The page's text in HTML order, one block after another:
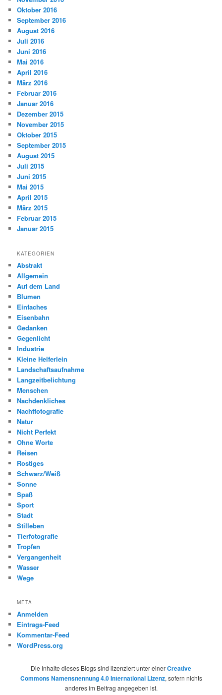
Oktober 2016
September 2016
August 2016
Juli 2016
Juni 2016
Mai 2016
April 2016
März 2016
Februar 2016
Januar 2016
Dezember 2015
November 2015
Oktober 2015
September 2015
August 2015
Juli 2015
Juni 2015
Mai 2015
April 2015
März 2015
Februar 2015
Januar 2015
KATEGORIEN
Abstrakt
Allgemein
Auf dem Land
Blumen
Einfaches
Eisenbahn
Gedanken
Gegenlicht
Industrie
Kleine Helferlein
Landschaftsaufnahme
Langzeitbelichtung
Menschen
Nachdenkliches
Nachtfotografie
Natur
Nicht Perfekt
Ohne Worte
Reisen
Rostiges
Schwarz/Weiß
Sonne
Spaß
Sport
Stadt
Stilleben
Tierfotografie
Tropfen
Vergangenheit
Wasser
Wege
META
Anmelden
Eintrags-Feed
Kommentar-Feed
WordPress.org
Die Inhalte dieses Blogs sind lizenziert unter einerCreative
Commons Namensnennung 4.0 International Lizenz, sofern nichts
anderes im Beitrag angegeben ist.